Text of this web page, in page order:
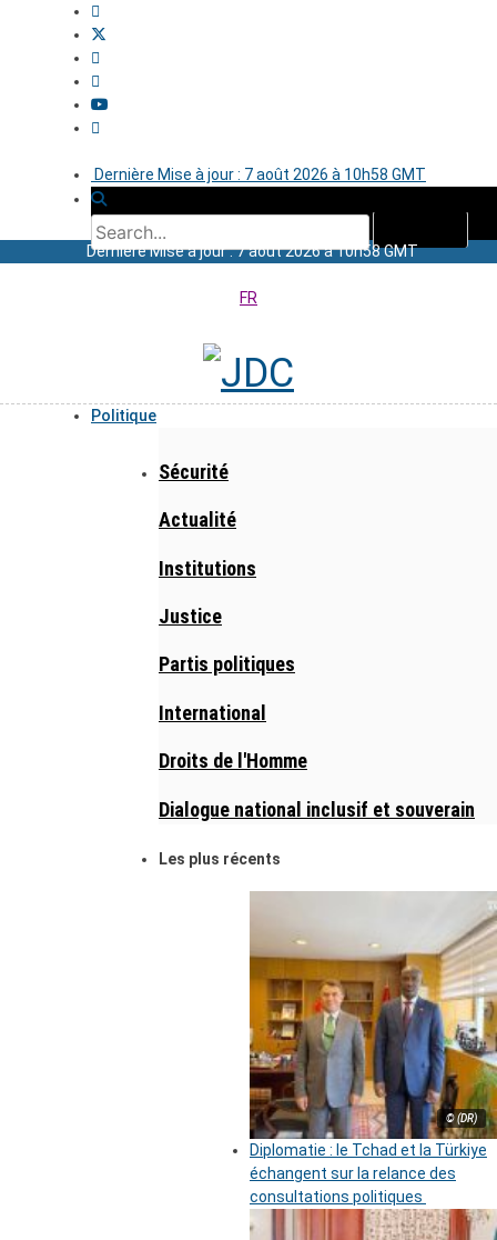
Dernière Mise à jour : 7 août 2026 à 10h58 GMT
Dernière Mise à jour : 7 août 2026 à 10h58 GMT
FR
Politique
Sécurité
Actualité
Institutions
Justice
Partis politiques
International
Droits de l'Homme
Dialogue national inclusif et souverain
Les plus récents
© (DR)
Diplomatie : le Tchad et la Türkiye
échangent sur la relance des
consultations politiques